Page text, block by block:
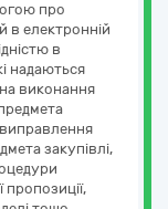
про
в електронній
в
надаються
виконання
закупівлі,
пропозиції,